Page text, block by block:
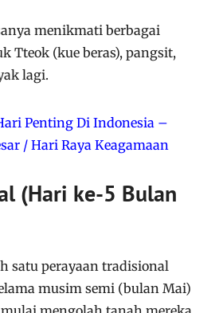
menikmati berbagai
Tteok (kue beras), pangsit,
lagi.
Penting Di Indonesia –
/ Hari Raya Keagamaan
(Hari ke-5 Bulan
satu perayaan tradisional
musim semi (bulan Mai)